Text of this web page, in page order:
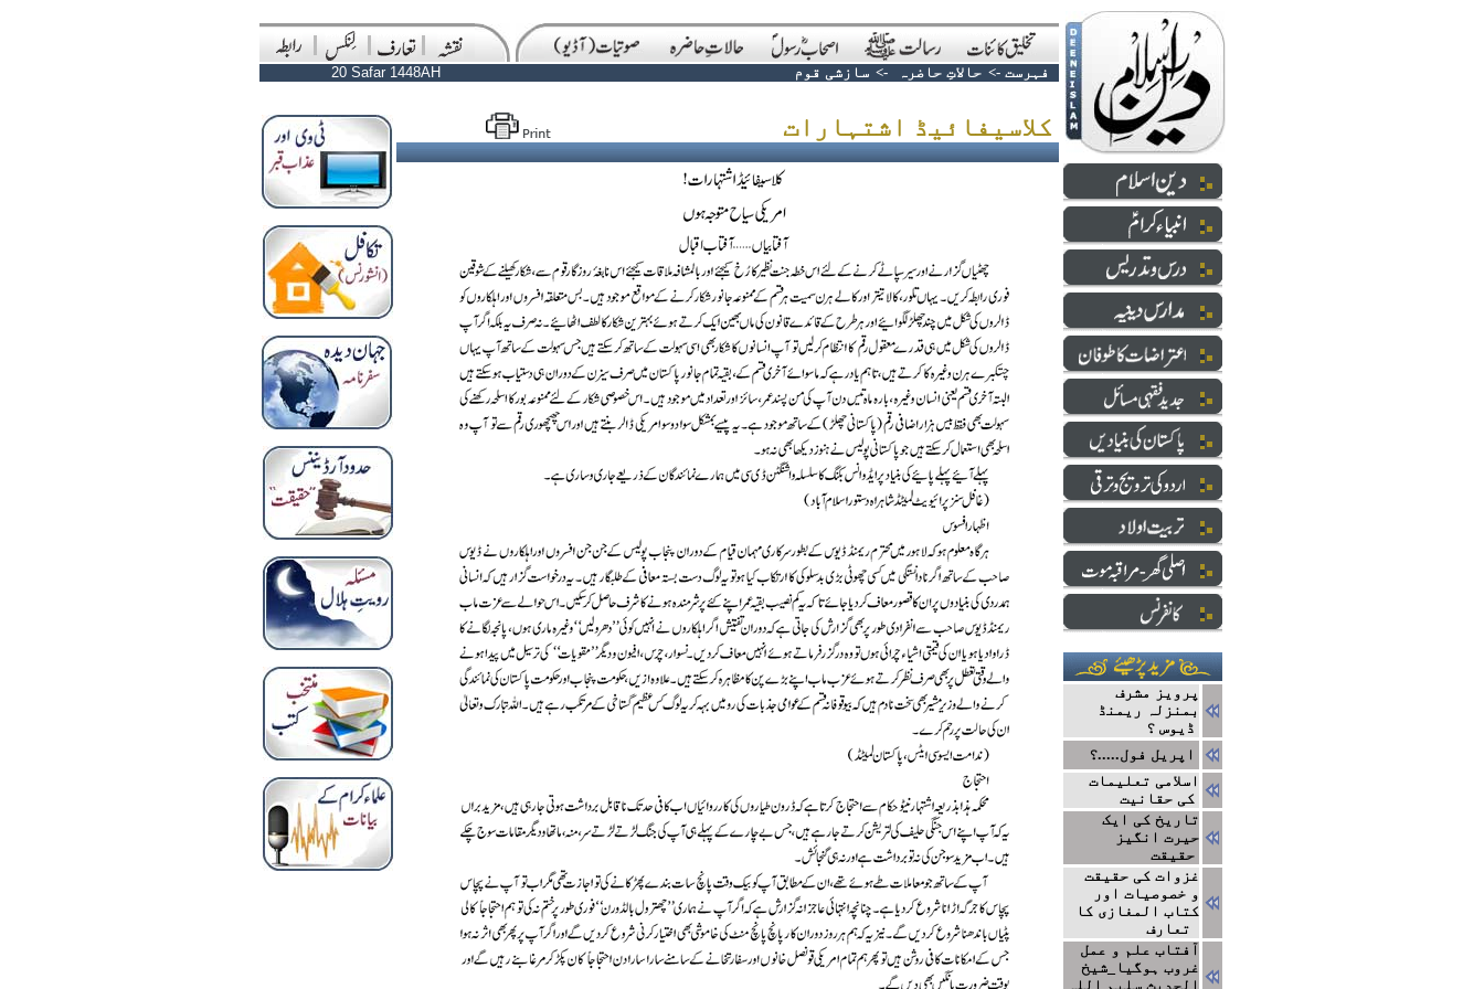
20 Safar 1448AH فہرست ->حالاتِ حاضرہ ->سازشی قوم
پرویز مشرف
بمنزلہ ریمنڈ
ڈیوس ؟
اپریل فول.....؟
اسلامی تعلیمات
کی حقانیت
تاریخ کی ایک
حیرت انگیز
حقیقت
غزوات کی حقیقت
و خصوصیات اور
کتاب المغازی کا
آفتاب علم و عمل
غروب ہوگیا_شیخ
الحدیث سلیم اللہ